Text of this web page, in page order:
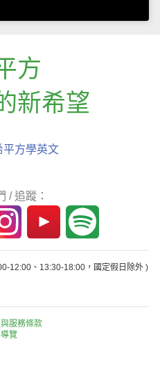
方
新希望
平方學英文
/ 追蹤：
12:00、13:30-18:00，國定假日除外 )
服務條款
覽